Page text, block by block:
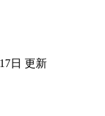
日 更新